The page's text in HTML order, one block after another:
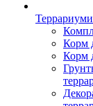
Корм
Корм